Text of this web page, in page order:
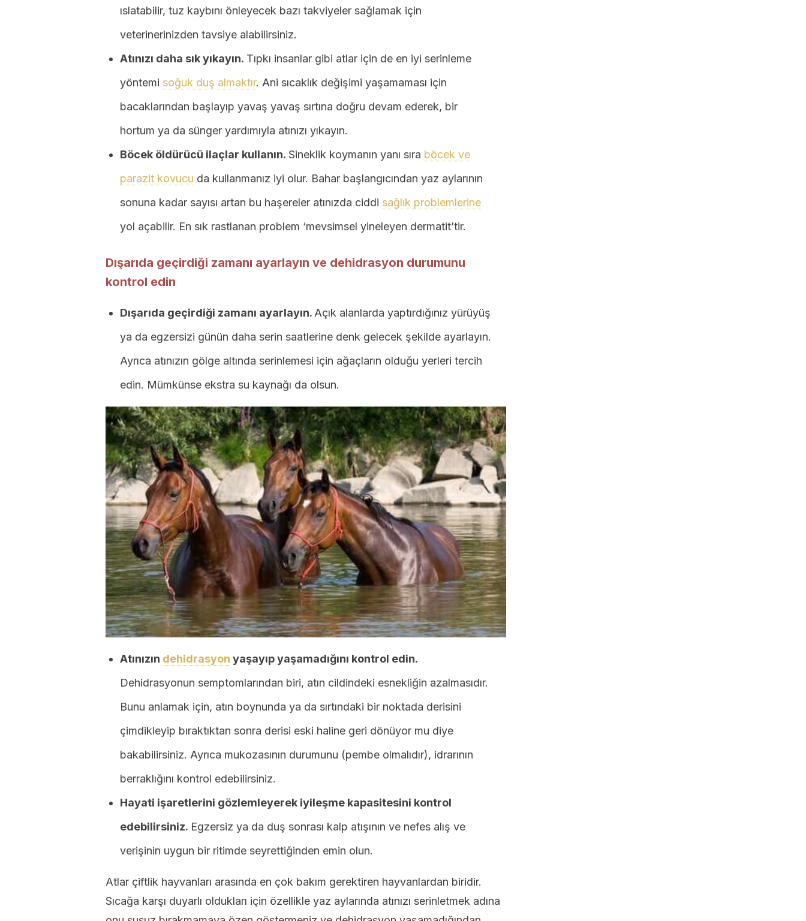
ıslatabilir, tuz kaybını önleyecek bazı takviyeler sağlamak için
veterinerinizden tavsiye alabilirsiniz.
Atınızı daha sık yıkayın. Tıpkı insanlar gibi atlar için de en iyi serinleme
yöntemi soğuk duş almaktır. Ani sıcaklık değişimi yaşamaması için
bacaklarından başlayıp yavaş yavaş sırtına doğru devam ederek, bir
hortum ya da sünger yardımıyla atınızı yıkayın.
Böcek öldürücü ilaçlar kullanın. Sineklik koymanın yanı sıra böcek ve
parazit kovucu da kullanmanız iyi olur. Bahar başlangıcından yaz aylarının
sonuna kadar sayısı artan bu haşereler atınızda ciddi sağlık problemlerine
yol açabilir. En sık rastlanan problem ‘mevsimsel yineleyen dermatit’tir.
Dışarıda geçirdiği zamanı ayarlayın ve dehidrasyon durumunu
kontrol edin
Dışarıda geçirdiği zamanı ayarlayın. Açık alanlarda yaptırdığınız yürüyüş
ya da egzersizi günün daha serin saatlerine denk gelecek şekilde ayarlayın.
Ayrıca atınızın gölge altında serinlemesi için ağaçların olduğu yerleri tercih
edin. Mümkünse ekstra su kaynağı da olsun.
Atınızın dehidrasyon yaşayıp yaşamadığını kontrol edin.
Dehidrasyonun semptomlarından biri, atın cildindeki esnekliğin azalmasıdır.
Bunu anlamak için, atın boynunda ya da sırtındaki bir noktada derisini
çimdikleyip bıraktıktan sonra derisi eski haline geri dönüyor mu diye
bakabilirsiniz. Ayrıca mukozasının durumunu (pembe olmalıdır), idrarının
berraklığını kontrol edebilirsiniz.
Hayati işaretlerini gözlemleyerek iyileşme kapasitesini kontrol
edebilirsiniz. Egzersiz ya da duş sonrası kalp atışının ve nefes alış ve
verişinin uygun bir ritimde seyrettiğinden emin olun.
Atlar çiftlik hayvanları arasında en çok bakım gerektiren hayvanlardan biridir.
Sıcağa karşı duyarlı oldukları için özellikle yaz aylarında atınızı serinletmek adına